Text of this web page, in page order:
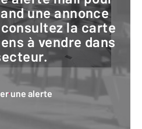
une annonce
la carte
à vendre dans
une alerte